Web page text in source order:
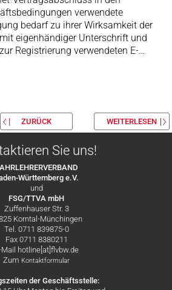
verwendete
bedarf zu ihrer Wirksamkeit der
eigenhändiger Unterschrift und
Registrierung verwendeten E-…
ZURÜCK WEITERLESEN
Sie uns!
Württemberg e.V.
und
FSG/TTVA mbH
Zuffenhauser Str. 3
Korntal-Münchingen
Tel. 0711 839875-0
Fax 0711 8380211
Mail hotline[at]flvbw.de
Zum Kontaktformular
der Geschäftsstelle: